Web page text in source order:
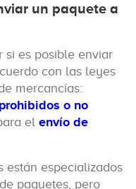
un paquete a
si es posible enviar
con las leyes
mercancías:
o no
el envío de
están especializados
paquetes, pero